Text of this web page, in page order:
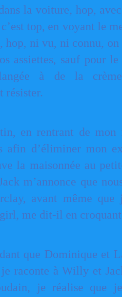
la voiture, hop,
top, en voyant le
hop, ni vu, ni connu,
assiettes, sauf pour le
à de la
résister.
en rentrant de mon
afin d’éliminer mon
la maisonnée au
m’annonce que
avant même que
me dit-il en
que Dominique et
raconte à Willy et
je réalise que